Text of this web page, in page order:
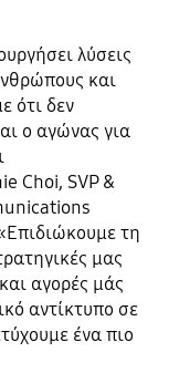
λύσεις
και
ότι δεν
ο αγώνας για
Choi, SVP &
τη
μας
αγορές μάς
αντίκτυπο σε
ένα πιο